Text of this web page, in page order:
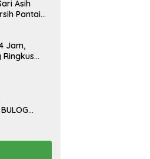
Asih
Pantai
Jam,
Ringkus